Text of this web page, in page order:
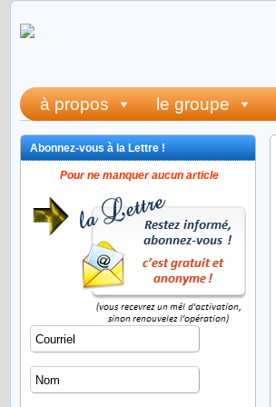
à propos le groupe
Abonnez-vous à la Lettre !
Pour ne manquer aucun article